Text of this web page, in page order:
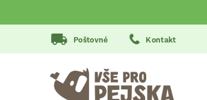
na
Poštovné Kontakt